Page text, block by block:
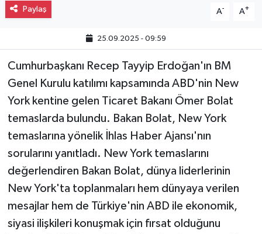
Paylaş A- A+
25.09.2025 - 09:59
Cumhurbaşkanı Recep Tayyip Erdoğan'ın BM
Genel Kurulu katılımı kapsamında ABD'nin New
York kentine gelen Ticaret Bakanı Ömer Bolat
temaslarda bulundu. Bakan Bolat, New York
temaslarına yönelik İhlas Haber Ajansı'nın
sorularını yanıtladı. New York temaslarını
değerlendiren Bakan Bolat, dünya liderlerinin
New York'ta toplanmaları hem dünyaya verilen
mesajlar hem de Türkiye'nin ABD ile ekonomik,
siyasi ilişkileri konuşmak için fırsat olduğunu